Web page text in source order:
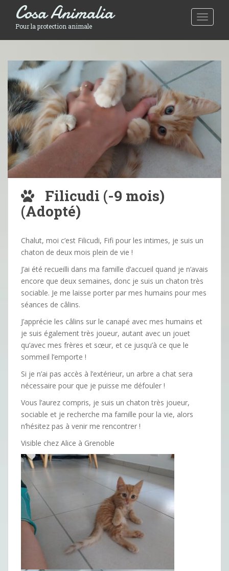
Toggle
Cosa Animalia
Pour la protection animale
Filicudi (-9 mois)
(Adopté)
Chalut, moi c’est Filicudi, Fifi pour les intimes, je suis un
chaton de deux mois plein de vie !
J’ai été recueilli dans ma famille d’accueil quand je n’avais
encore que deux semaines, donc je suis un chaton très
sociable. Je me laisse porter par mes humains pour mes
séances de câlins.
J’apprécie les câlins sur le canapé avec mes humains et
je suis également très joueur, autant avec un jouet
qu’avec mes frères et sœur, et ce jusqu’à ce que le
sommeil l’emporte !
Si je n’ai pas accès à l’extérieur, un arbre a chat sera
nécessaire pour que je puisse me défouler !
Vous l’aurez compris, je suis un chaton très joueur,
sociable et je recherche ma famille pour la vie, alors
n’hésitez pas à venir me rencontrer !
Visible chez Alice à Grenoble